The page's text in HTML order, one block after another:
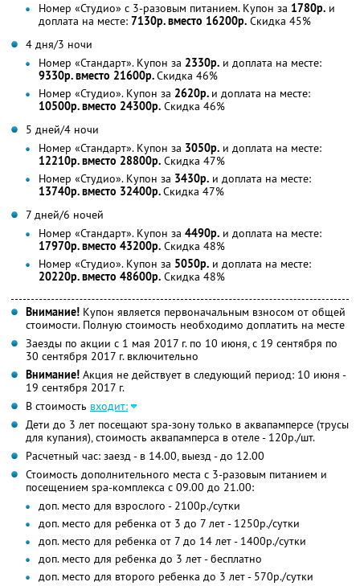
Номер «Студио» с 3-разовым питанием. Купон за 1780р. и
доплата на месте: 7130р. вместо 16200р. Скидка 45%
4 дня/3 ночи
Номер «Стандарт». Купон за 2330р. и доплата на месте:
9330р. вместо 21600р.Скидка 46%
Номер «Студио». Купон за 2620р. и доплата на месте:
10500р. вместо 24300р. Скидка 46%
5 дней/4 ночи
Номер «Стандарт». Купон за 3050р. и доплата на месте:
12210р. вместо 28800р. Скидка 47%
Номер «Студио». Купон за 3430р. и доплата на месте:
13740р. вместо 32400р.Скидка 47%
7 дней/6 ночей
Номер «Стандарт». Купон за 4490р. и доплата на месте:
17970р. вместо 43200р. Скидка 48%
Номер «Студио». Купон за 5050р. и доплата на месте:
20220р. вместо 48600р. Скидка 48%
Внимание! Купон является первоначальным взносом от общей
стоимости. Полную стоимость необходимо доплатить на месте
Заезды по акции с 1 мая 2017 г. по 10 июня, с 19 сентября по
30 сентября 2017 г. включительно
Внимание! Акция не действует в следующий период: 10 июня -
19 сентября 2017 г.
В стоимость входит:
Дети до 3 лет посещают spa-зону только в аквапамперсе (трусы
для купания), стоимость аквапамперса в отеле - 120р./шт.
Расчетный час: заезд - в 14.00, выезд - до 12.00
Стоимость дополнительного места с 3-разовым питанием и
посещением spa-комплекса с 09.00 до 21.00:
доп. место для взрослого - 2100р./сутки
доп. место для ребенка от 3 до 7 лет - 1250р./сутки
доп. место для ребенка от 7 до 14 лет - 1400р./сутки
доп. место для ребенка до 3 лет - бесплатно
доп. место для второго ребенка до 3 лет - 570р./сутки